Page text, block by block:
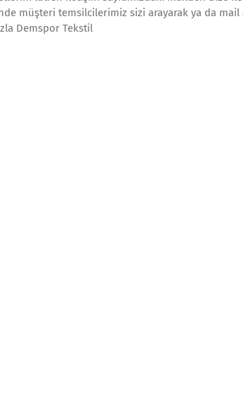
müşteri temsilcilerimiz sizi arayarak ya da
Demspor Tekstil